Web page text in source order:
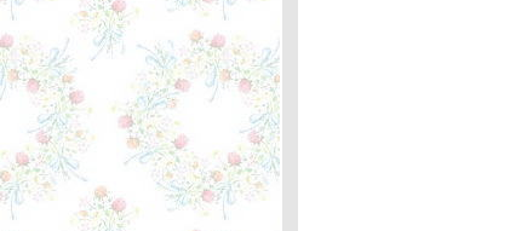
กิโลเมตรที่ 358 เขียนใหม่อีก
ครั้ง
You're Only Lonely - J.D.
Souther ... ตะพาบหลัก
กิโลเมตรที่ 357
After All - Cher and Peter
Cetera ... ตะพาบหลัก
กิโลเมตรที่ 356
People Are Crazy - Billy